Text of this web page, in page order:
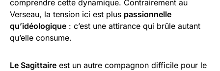
comprendre cette dynamique. Contrairement au
Verseau, la tension ici est plus passionnelle
qu’idéologique : c’est une attirance qui brûle autant
qu’elle consume.
Le Sagittaire est un autre compagnon difficile pour le